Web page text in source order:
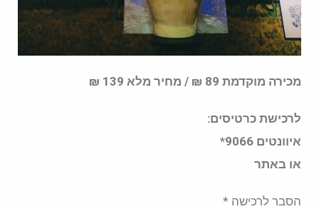
מכירה מוקדמת 89 ₪ / מחיר מלא 139 ₪
לרכישת כרטיסים:
איוונטים 9066*
או באתר
הסבר לרכישה *